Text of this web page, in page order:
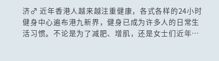
济️‍♂️ 近年香港人越来越注重健康，各式各样的24小时
健身中心遍布港九新界，健身已成为许多人的日常生
活习惯。不论是为了减肥、增肌，还是女士们近年热